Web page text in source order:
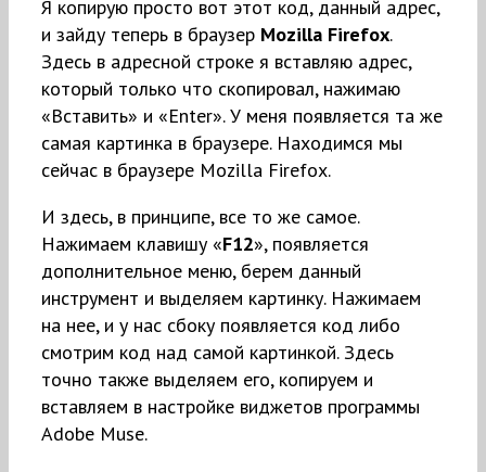
Я копирую просто вот этот код, данный адрес,
и зайду теперь в браузер Mozilla Firefox.
Здесь в адресной строке я вставляю адрес,
который только что скопировал, нажимаю
«Вставить» и «Enter». У меня появляется та же
самая картинка в браузере. Находимся мы
сейчас в браузере Mozilla Firefox.
И здесь, в принципе, все то же самое.
Нажимаем клавишу «F12», появляется
дополнительное меню, берем данный
инструмент и выделяем картинку. Нажимаем
на нее, и у нас сбоку появляется код либо
смотрим код над самой картинкой. Здесь
точно также выделяем его, копируем и
вставляем в настройке виджетов программы
Adobe Muse.